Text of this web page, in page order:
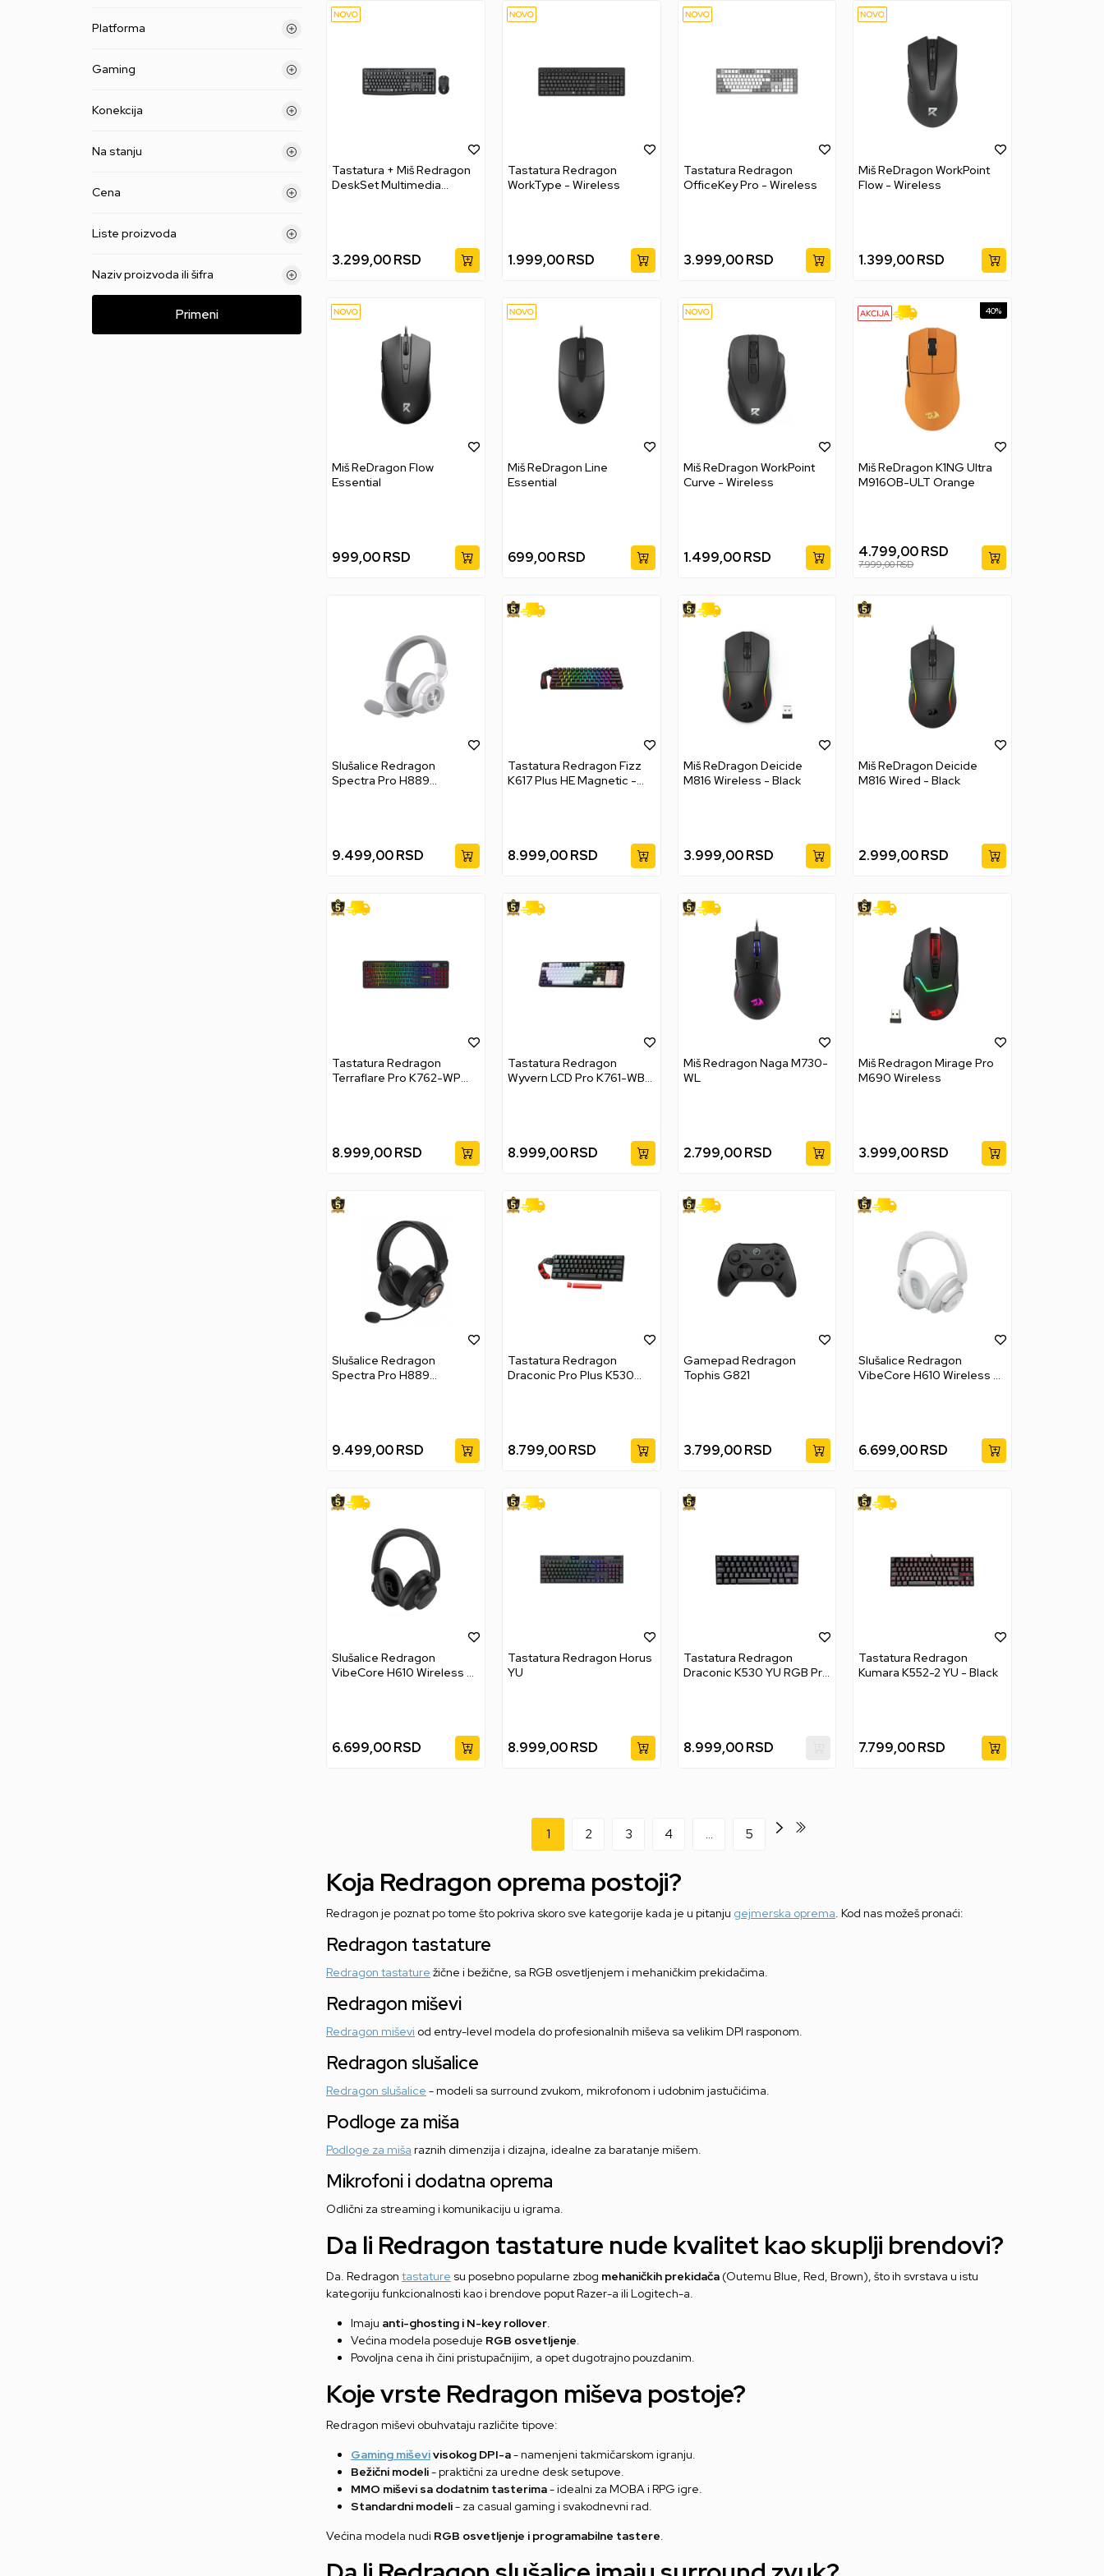
Platforma
Gaming
Konekcija
Na stanju
Cena
Liste proizvoda
Naziv proizvoda ili šifra
Primeni
Tastatura + Miš Redragon
DeskSet Multimedia
3.299,00RSD
Tastatura Redragon
WorkType - Wireless
1.999,00 RSD
Tastatura Redragon
OfficeKey Pro - Wireless
3.999,00 RSD
Miš ReDragon WorkPoint
Flow - Wireless
1.399,00RSD
Miš ReDragon Flow
Essential
999,00RSD
Miš ReDragon Line
Essential
699,00 RSD
Miš ReDragon WorkPoint
Curve - Wireless
1.499,00 RSD
40%
Miš ReDragon K1NG Ultra
M916OB-ULT Orange
4.799,00RSD
7.999,00RSD
Slušalice Redragon
Spectra Pro H889
9.499,00RSD
Tastatura Redragon Fizz
K617 Plus HE Magnetic -
8.999,00 RSD
Miš ReDragon Deicide
M816 Wireless - Black
3.999,00 RSD
Miš ReDragon Deicide
M816 Wired - Black
2.999,00RSD
Tastatura Redragon
Terraflare Pro K762-WP
8.999,00RSD
Tastatura Redragon
Wyvern LCD Pro K761-WB
8.999,00 RSD
Miš Redragon Naga M730-
WL
2.799,00 RSD
Miš Redragon Mirage Pro
M690 Wireless
3.999,00RSD
Slušalice Redragon
Spectra Pro H889
9.499,00RSD
Tastatura Redragon
Draconic Pro Plus K530
8.799,00 RSD
Gamepad Redragon
Tophis G821
3.799,00 RSD
Slušalice Redragon
VibeCore H610 Wireless -
6.699,00RSD
Slušalice Redragon
VibeCore H610 Wireless -
6.699,00RSD
Tastatura Redragon Horus
YU
8.999,00 RSD
Tastatura Redragon
Draconic K530 YU RGB Pro
8.999,00 RSD
Tastatura Redragon
Kumara K552-2 YU - Black
7.799,00RSD
1 2 3 4 ... 5
Koja Redragon oprema postoji?
Redragon je poznat po tome što pokriva skoro sve kategorije kada je u pitanju gejmerska oprema. Kod nas možeš pronaći:
Redragon tastature
Redragon tastature žične i bežične, sa RGB osvetljenjem i mehaničkim prekidačima.
Redragon miševi
Redragon miševi od entry-level modela do profesionalnih miševa sa velikim DPI rasponom.
Redragon slušalice
Redragon slušalice - modeli sa surround zvukom, mikrofonom i udobnim jastučićima.
Podloge za miša
Podloge za miša raznih dimenzija i dizajna, idealne za baratanje mišem.
Mikrofoni i dodatna oprema
Odlični za streaming i komunikaciju u igrama.
Da li Redragon tastature nude kvalitet kao skuplji brendovi?
Da. Redragon tastature su posebno popularne zbog mehaničkih prekidača (Outemu Blue, Red, Brown), što ih svrstava u istu
kategoriju funkcionalnosti kao i brendove poput Razer-a ili Logitech-a.
Imaju anti-ghosting i N-key rollover.
Većina modela poseduje RGB osvetljenje.
Povoljna cena ih čini pristupačnijim, a opet dugotrajno pouzdanim.
Koje vrste Redragon miševa postoje?
Redragon miševi obuhvataju različite tipove:
Gaming miševivisokog DPI-a- namenjeni takmičarskom igranju.
Bežični modeli- praktični za uredne desk setupove.
MMO miševi sa dodatnim tasterima- idealni za MOBA i RPG igre.
Standardni modeli- za casual gaming i svakodnevni rad.
Većina modela nudi RGB osvetljenje i programabilne tastere.